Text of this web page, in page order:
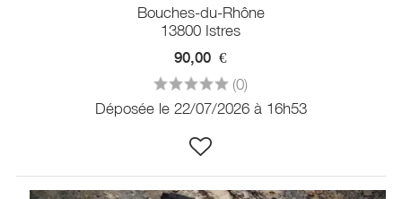
Bouches-du-Rhône
13800 Istres
90,00 €
(0)
Déposée le 22/07/2026 à 16h53